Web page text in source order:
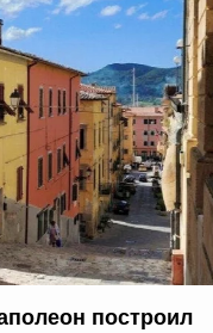
построил